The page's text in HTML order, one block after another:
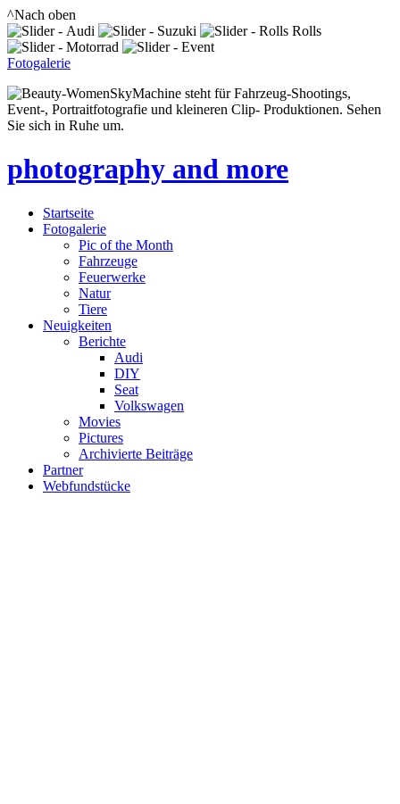
^Nach oben
Fotogalerie
SkyMachine steht für Fahrzeug-Shootings,
Event-, Portraitfotografie und kleineren Clip- Produktionen. Sehen
Sie sich in Ruhe um.
photography and more
Startseite
Fotogalerie
Pic of the Month
Fahrzeuge
Feuerwerke
Natur
Tiere
Neuigkeiten
Berichte
Audi
DIY
Seat
Volkswagen
Movies
Pictures
Archivierte Beiträge
Partner
Webfundstücke